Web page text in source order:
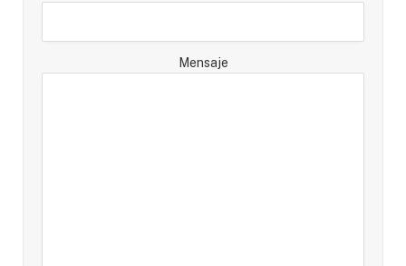
Mensaje